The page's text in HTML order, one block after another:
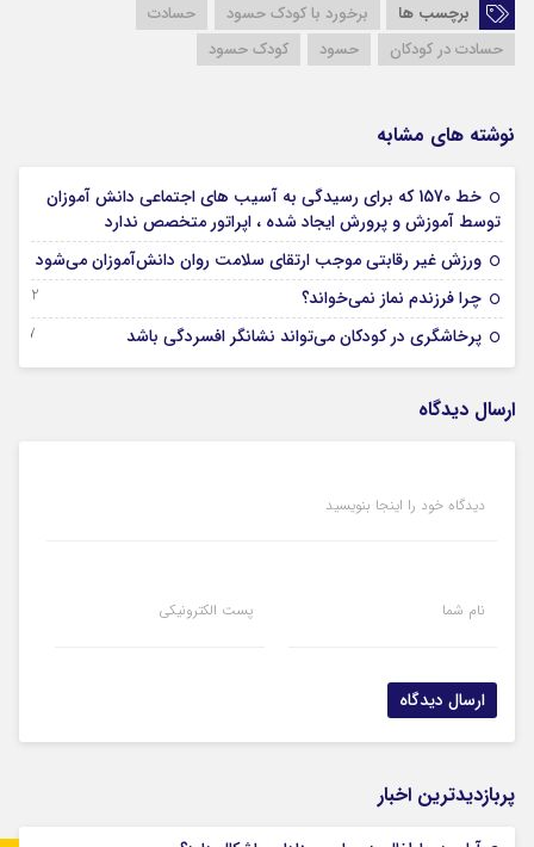
برچسب ها برخورد با کودک حسود
حسادت
حسادت در کودکان
حسود کودک حسود
نوشته های مشابه
خط 1570 که برای رسیدگی به آسیب های اجتماعی دانش آموزان
توسط آموزش و پرورش ایجاد شده ، اپراتور متخصص ندارد
ورزش غیر رقابتی موجب ارتقای سلامت روان دانش‌آموزان می‌شود
چرا فرزندم نماز نمی‌خواند؟ 22 شهریور 1403
پرخاشگری در کودکان می‌تواند نشانگر افسردگی باشد 17 شهریور 1403
ارسال دیدگاه
دیدگاه خود را اینجا بنویسید
نام شما پست الکترونیکی
پربازدیدترین اخبار